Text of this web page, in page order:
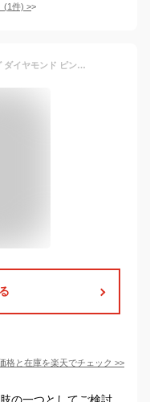
(1件) >
結婚指輪 ゴールド クロス ペアリング ダイヤモンド ピンクゴールドK10 ホワイトゴールドK10 マリッジリング 十字架 10金 2本セット ペア 文字入れ 刻印 可能 婚約 結婚式 ブライダル ウエディング おすすめ ギフト プレゼント 受注製作
格と在庫を楽天でチェック >>